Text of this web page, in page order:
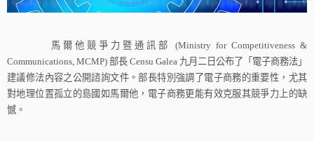
馬爾他競爭力暨通訊部
(Ministry for Competitiveness &
Communications, MCMP) 部長 Censu Galea 九月二日 公布了「電子商務法」
建議修法內容之公開諮詢文件。部長特別強調了電子商務的重要性，尤其
對地理位置孤立的島國如馬爾他，電子商務更能有效克服其競爭力上的缺
憾。